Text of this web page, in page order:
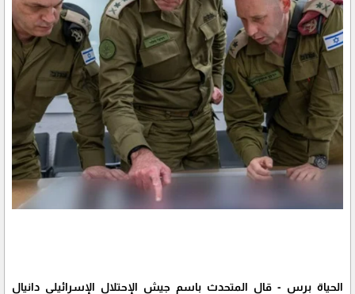
الحياة برس - قال المتحدث باسم جيش الإحتلال الإسرائيلي دانيال